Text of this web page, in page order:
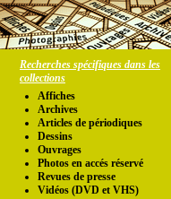
Recherches spécifiques dans les
collections
Affiches
Archives
Articles de périodiques
Dessins
Ouvrages
Photos en accés réservé
Revues de presse
Vidéos (DVD et VHS)